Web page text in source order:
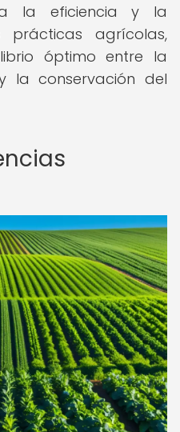
la eficiencia y la
prácticas agrícolas,
óptimo entre la
la conservación del